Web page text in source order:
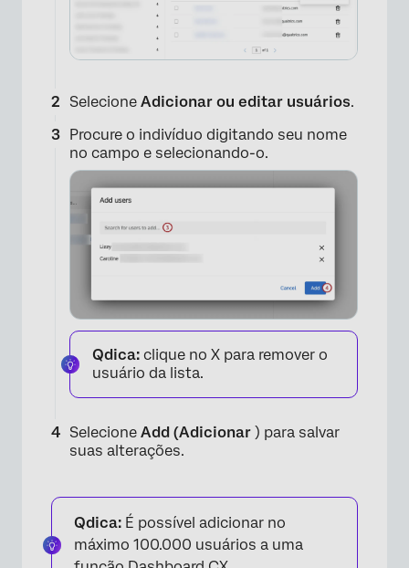
Selecione Adicionar ou editar usuários.
Procure o indivíduo digitando seu nome
no campo e selecionando-o.
Qdica: clique no X para remover o
usuário da lista.
Selecione Add (Adicionar ) para salvar
suas alterações.
Qdica: É possível adicionar no
máximo 100.000 usuários a uma